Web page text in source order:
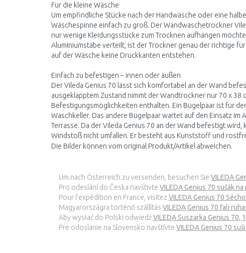
Für die kleine Wäsche
Um empfindliche Stücke nach der Handwäsche oder eine
Wäschespinne einfach zu groß. Der Wandwäschetrockner
nur wenige Kleidungsstücke zum Trocknen aufhängen
Aluminiumstäbe verteilt, ist der Trockner genau der richtige
auf der Wäsche keine Druckkanten entstehen.
Einfach zu befestigen – innen oder außen
Der Vileda Genius 70 lässt sich komfortabel an der Wand
ausgeklapptem Zustand nimmt der Wandtrockner nur 70 x 38
Befestigungsmöglichkeiten enthalten. Ein Bügelpaar ist für
Waschkeller. Das andere Bügelpaar wartet auf den Einsatz
Terrasse. Da der Vileda Genius 70 an der Wand befestigt
Windstoß nicht umfallen. Er besteht aus Kunststoff und
Die Bilder können vom original Produkt/Artikel abweichen.
Um nach Österreich zu versenden, besuchen Sie VILEDA
Pro odeslání do Česka navštivte VILEDA Genius 70 sušák
Pour l’expédition en France, visitez VILEDA Genius 70
Magyarországra történő szállítás VILEDA Genius 70 fali
Aby wysłać do Polski odwiedźVILEDA Suszarka Genius 70,
Pre odoslanie na Slovensko navštívte VILEDA Genius 70